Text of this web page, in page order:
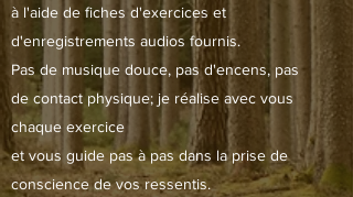
à l'aide de fiches d'exercices et
d'enregistrements audios fournis.
Pas de musique douce, pas d'encens, pas
de contact physique; je réalise avec vous
chaque exercice
et vous guide pas à pas dans la prise de
conscience de vos ressentis.